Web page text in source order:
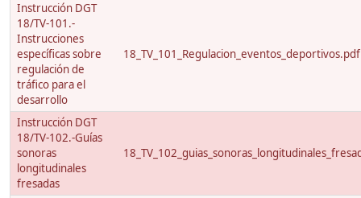
Instrucción DGT
18/TV-101.-
Instrucciones
específicas sobre
regulación de
tráfico para el
desarrollo
18_TV_101_Regulacion_eventos_deportivos.pdf
Instrucción DGT
18/TV-102.-Guías
sonoras
longitudinales
fresadas